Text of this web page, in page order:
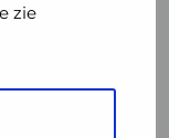
zie